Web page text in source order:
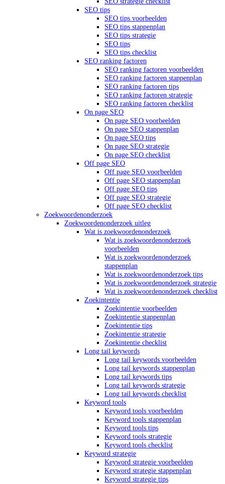
SEO tips
SEO tips voorbeelden
SEO tips stappenplan
SEO tips strategie
SEO tips
SEO tips checklist
SEO ranking factoren
SEO ranking factoren voorbeelden
SEO ranking factoren stappenplan
SEO ranking factoren tips
SEO ranking factoren strategie
SEO ranking factoren checklist
On page SEO
On page SEO voorbeelden
On page SEO stappenplan
On page SEO tips
On page SEO strategie
On page SEO checklist
Off page SEO
Off page SEO voorbeelden
Off page SEO stappenplan
Off page SEO tips
Off page SEO strategie
Off page SEO checklist
Zoekwoordenonderzoek
Zoekwoordenonderzoek uitleg
Wat is zoekwoordenonderzoek
Wat is zoekwoordenonderzoek
voorbeelden
Wat is zoekwoordenonderzoek
stappenplan
Wat is zoekwoordenonderzoek tips
Wat is zoekwoordenonderzoek strategie
Wat is zoekwoordenonderzoek checklist
Zoekintentie
Zoekintentie voorbeelden
Zoekintentie stappenplan
Zoekintentie tips
Zoekintentie strategie
Zoekintentie checklist
Long tail keywords
Long tail keywords voorbeelden
Long tail keywords stappenplan
Long tail keywords tips
Long tail keywords strategie
Long tail keywords checklist
Keyword tools
Keyword tools voorbeelden
Keyword tools stappenplan
Keyword tools tips
Keyword tools strategie
Keyword tools checklist
Keyword strategie
Keyword strategie voorbeelden
Keyword strategie stappenplan
Keyword strategie tips